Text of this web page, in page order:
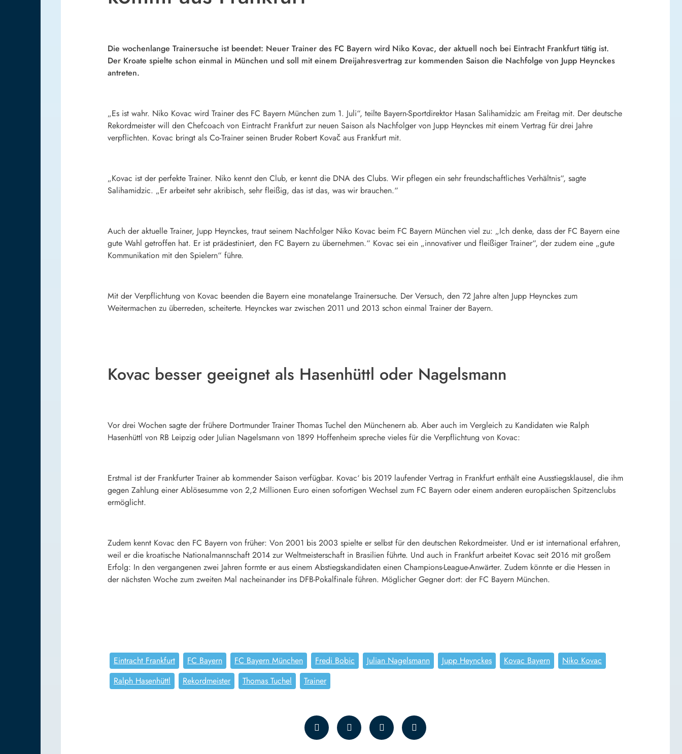
Die wochenlange Trainersuche ist beendet: Neuer Trainer des FC Bayern wird Niko Kovac, der aktuell noch bei Eintracht Frankfurt tätig ist.
Der Kroate spielte schon einmal in München und soll mit einem Dreijahresvertrag zur kommenden Saison die Nachfolge von Jupp Heynckes
antreten.
„Es ist wahr. Niko Kovac wird Trainer des FC Bayern München zum 1. Juli“, teilte Bayern-Sportdirektor Hasan Salihamidzic am Freitag mit. Der deutsche
Rekordmeister will den Chefcoach von Eintracht Frankfurt zur neuen Saison als Nachfolger von Jupp Heynckes mit einem Vertrag für drei Jahre
verpflichten. Kovac bringt als Co-Trainer seinen Bruder Robert Kovač aus Frankfurt mit.
„Kovac ist der perfekte Trainer. Niko kennt den Club, er kennt die DNA des Clubs. Wir pflegen ein sehr freundschaftliches Verhältnis“, sagte
Salihamidzic. „Er arbeitet sehr akribisch, sehr fleißig, das ist das, was wir brauchen.“
Auch der aktuelle Trainer, Jupp Heynckes, traut seinem Nachfolger Niko Kovac beim FC Bayern München viel zu: „Ich denke, dass der FC Bayern eine
gute Wahl getroffen hat. Er ist prädestiniert, den FC Bayern zu übernehmen.“ Kovac sei ein „innovativer und fleißiger Trainer“, der zudem eine „gute
Kommunikation mit den Spielern“ führe.
Mit der Verpflichtung von Kovac beenden die Bayern eine monatelange Trainersuche. Der Versuch, den 72 Jahre alten Jupp Heynckes zum
Weitermachen zu überreden, scheiterte. Heynckes war zwischen 2011 und 2013 schon einmal Trainer der Bayern.
Kovac besser geeignet als Hasenhüttl oder Nagelsmann
Vor drei Wochen sagte der frühere Dortmunder Trainer Thomas Tuchel den Münchenern ab. Aber auch im Vergleich zu Kandidaten wie Ralph
Hasenhüttl von RB Leipzig oder Julian Nagelsmann von 1899 Hoffenheim spreche vieles für die Verpflichtung von Kovac:
Erstmal ist der Frankfurter Trainer ab kommender Saison verfügbar. Kovac‘ bis 2019 laufender Vertrag in Frankfurt enthält eine Ausstiegsklausel, die ihm
gegen Zahlung einer Ablösesumme von 2,2 Millionen Euro einen sofortigen Wechsel zum FC Bayern oder einem anderen europäischen Spitzenclubs
ermöglicht.
Zudem kennt Kovac den FC Bayern von früher: Von 2001 bis 2003 spielte er selbst für den deutschen Rekordmeister. Und er ist international erfahren,
weil er die kroatische Nationalmannschaft 2014 zur Weltmeisterschaft in Brasilien führte. Und auch in Frankfurt arbeitet Kovac seit 2016 mit großem
Erfolg: In den vergangenen zwei Jahren formte er aus einem Abstiegskandidaten einen Champions-League-Anwärter. Zudem könnte er die Hessen in
der nächsten Woche zum zweiten Mal nacheinander ins DFB-Pokalfinale führen. Möglicher Gegner dort: der FC Bayern München.
Eintracht Frankfurt FC Bayern FC Bayern München Fredi Bobic Julian Nagelsmann Jupp Heynckes Kovac Bayern
Niko Kovac
Ralph Hasenhüttl
Rekordmeister Thomas Tuchel Trainer